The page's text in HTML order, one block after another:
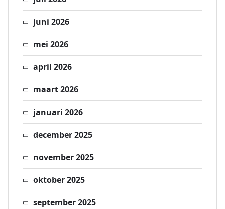
juni 2026
mei 2026
april 2026
maart 2026
januari 2026
december 2025
november 2025
oktober 2025
september 2025